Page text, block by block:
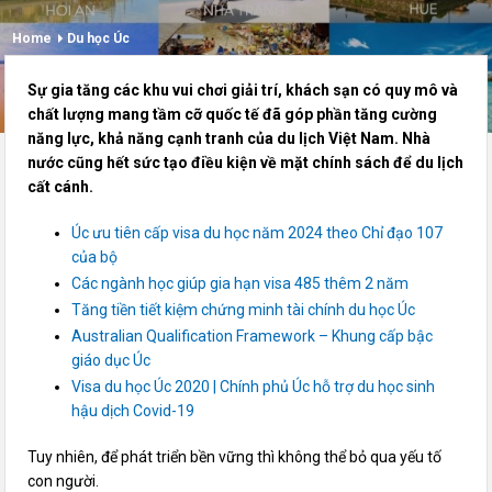
Home Du học Úc
Sự gia tăng các khu vui chơi giải trí, khách sạn có quy mô và
chất lượng mang tầm cỡ quốc tế đã góp phần tăng cường
năng lực, khả năng cạnh tranh của du lịch Việt Nam. Nhà
nước cũng hết sức tạo điều kiện về mặt chính sách để du lịch
cất cánh.
Úc ưu tiên cấp visa du học năm 2024 theo Chỉ đạo 107
của bộ
Các ngành học giúp gia hạn visa 485 thêm 2 năm
Tăng tiền tiết kiệm chứng minh tài chính du học Úc
Australian Qualification Framework – Khung cấp bậc
giáo dục Úc
Visa du học Úc 2020 | Chính phủ Úc hỗ trợ du học sinh
hậu dịch Covid-19
Tuy nhiên, để phát triển bền vững thì không thể bỏ qua yếu tố
con người.